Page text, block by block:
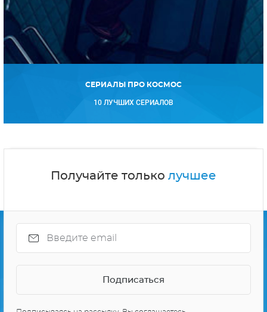
СЕРИАЛЫ ПРО КОСМОС
10 ЛУЧШИХ СЕРИАЛОВ
Получайте только лучшее